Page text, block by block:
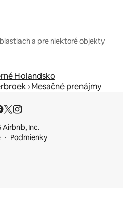
a pre niektoré objekty
Holandsko
Mesačné prenájmy
Inc.
Podmienky